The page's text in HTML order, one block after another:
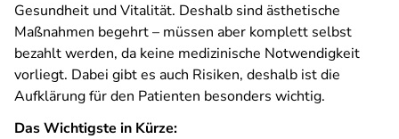
Gesundheit und Vitalität. Deshalb sind ästhetische
Maßnahmen begehrt – müssen aber komplett selbst
bezahlt werden, da keine medizinische Notwendigkeit
vorliegt. Dabei gibt es auch Risiken, deshalb ist die
Aufklärung für den Patienten besonders wichtig.
Das Wichtigste in Kürze: